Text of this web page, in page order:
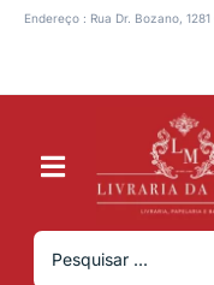
Endereço : Rua Dr. Bozano,